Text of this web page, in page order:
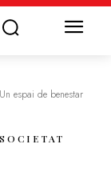
espai de benestar
SOCIETAT